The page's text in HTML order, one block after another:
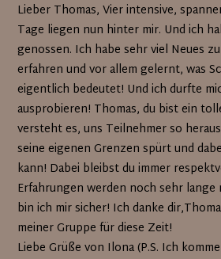
Lieber Thomas, Vier intensive,
Tage liegen nun hinter mir. Und ich
genossen. Ich habe sehr viel Neues
erfahren und vor allem gelernt, was
eigentlich bedeutet! Und ich durfte
ausprobieren! Thomas, du bist ein
versteht es, uns Teilnehmer so
seine eigenen Grenzen spürt und
kann! Dabei bleibst du immer
Erfahrungen werden noch sehr lange
bin ich mir sicher! Ich danke
meiner Gruppe für diese Zeit!
Liebe Grüße von Ilona (P.S. Ich